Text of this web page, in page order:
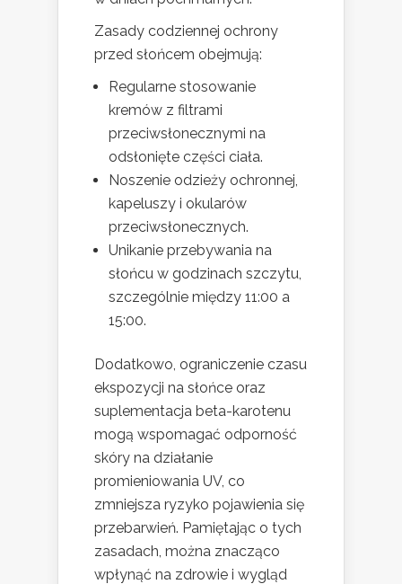
Zasady codziennej ochrony
przed słońcem obejmują:
Regularne stosowanie
kremów z filtrami
przeciwsłonecznymi na
odsłonięte części ciała.
Noszenie odzieży ochronnej,
kapeluszy i okularów
przeciwsłonecznych.
Unikanie przebywania na
słońcu w godzinach szczytu,
szczególnie między 11:00 a
15:00.
Dodatkowo, ograniczenie czasu
ekspozycji na słońce oraz
suplementacja beta-karotenu
mogą wspomagać odporność
skóry na działanie
promieniowania UV, co
zmniejsza ryzyko pojawienia się
przebarwień. Pamiętając o tych
zasadach, można znacząco
wpłynąć na zdrowie i wygląd